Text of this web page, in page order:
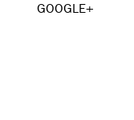
GOOGLE+